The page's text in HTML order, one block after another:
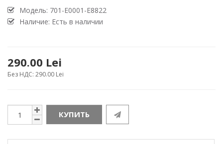
Модель: 701-E0001-E8822
Наличие: Есть в наличии
290.00 Lei
Без НДС: 290.00 Lei
КУПИТЬ